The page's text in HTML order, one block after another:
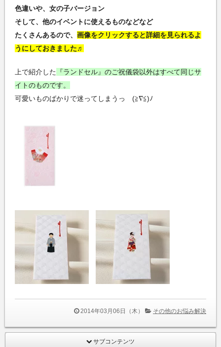
色違いや、女の子バージョン
そして、他のイベントに使えるものなどなど
たくさんあるので、 画像をクリックすると詳細を見られるよ
うにしておきました♬
上で紹介した 『ランドセル』のご祝儀袋以外はすべて同じサ
イトのものです。
可愛いものばかりで迷ってしまうっ (≧∇≦)ﾉ
2014年03月06日（木） その他のお悩み解決
サブコンテンツ